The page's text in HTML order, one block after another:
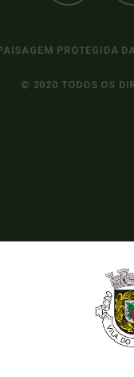
PROTEGIDA
© 2020 TODOS OS